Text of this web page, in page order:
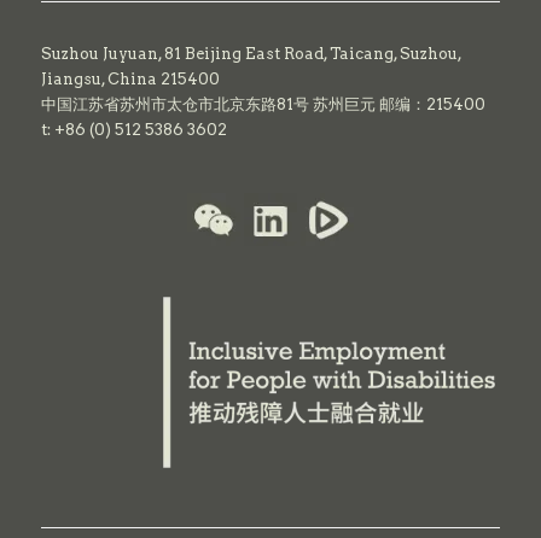
Suzhou Juyuan, 81 Beijing East Road,Taicang,Suzhou,
Jiangsu, China 215400
中国江苏省苏州市太仓市北京东路81号 苏州巨元 邮编：215400
t: +86 (0) 512 5386 3602